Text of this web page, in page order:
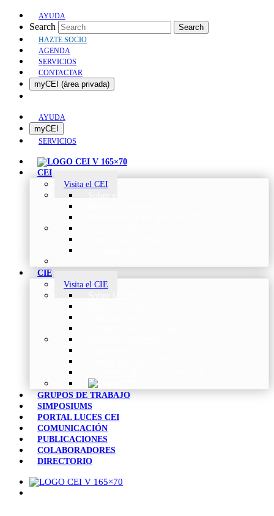
AYUDA
Search Search
HAZTE SOCIO
AGENDA
SERVICIOS
CONTACTAR
myCEI (área privada)
AYUDA
myCEI
SERVICIOS
CEI
Visita el CEI
CIE
Visita el CIE
GRUPOS DE TRABAJO
SIMPOSIUMS
PORTAL LUCES CEI
COMUNICACIÓN
PUBLICACIONES
COLABORADORES
DIRECTORIO